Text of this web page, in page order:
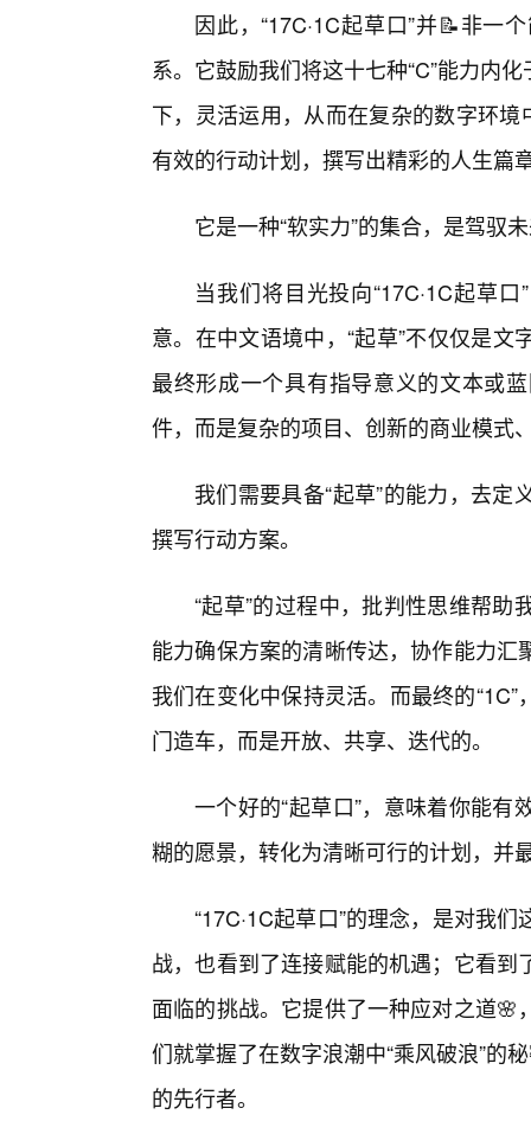
因此，“17C·1C起草口”并📝非一
系。它鼓励我们将这十七种“C”能力内
下，灵活运用，从而在复杂的数字环
有效的行动计划，撰写出精彩的人生篇
它是一种“软实力”的集合，是驾驭
当我们将目光投向“17C·1C起草
意。在中文语境中，“起草”不仅仅是
最终形成一个具有指导意义的文本或
件，而是复杂的项目、创新的商业模式
我们需要具备“起草”的能力，去
撰写行动方案。
“起草”的过程中，批判性思维帮
能力确保方案的清晰传达，协作能力
我们在变化中保持灵活。而最终的
门造车，而是开放、共享、迭代的。
一个好的“起草口”，意味着你能
糊的愿景，转化为清晰可行的计划，并
“17C·1C起草口”的理念，是对我
战，也看到了连接赋能的机遇；它看
面临的挑战。它提供了一种应对之道
们就掌握了在数字浪潮中“乘风破浪”的
的先行者。